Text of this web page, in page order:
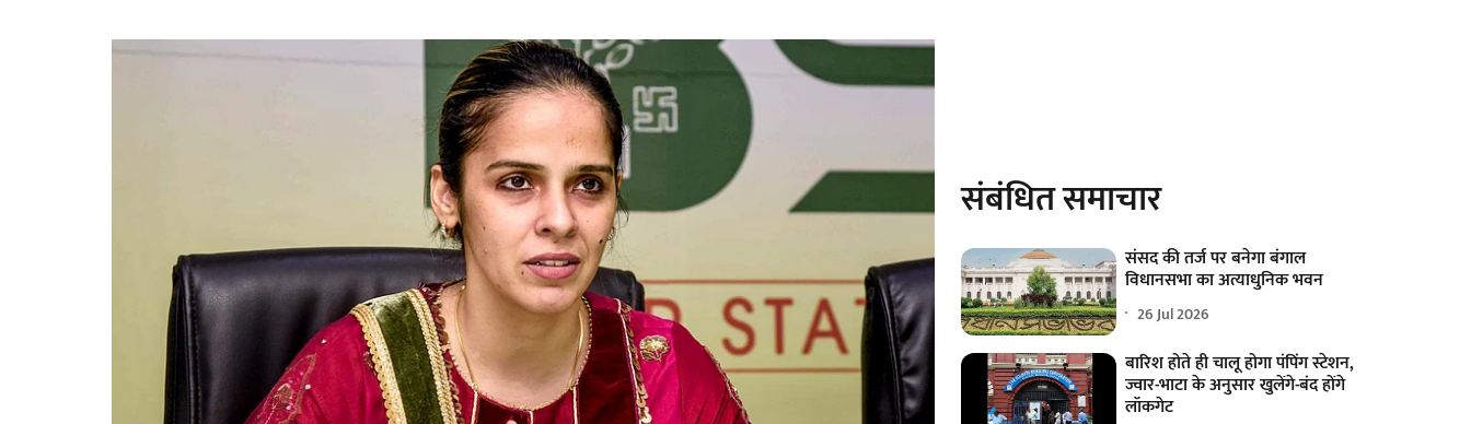
संबंधित समाचार
संसद की तर्ज पर बनेगा बंगाल
विधानसभा का अत्याधुनिक भवन
26 Jul 2026
बारिश होते ही चालू होगा पंपिंग स्टेशन,
ज्वार-भाटा के अनुसार खुलेंगे-बंद होंगे
लॉकगेट